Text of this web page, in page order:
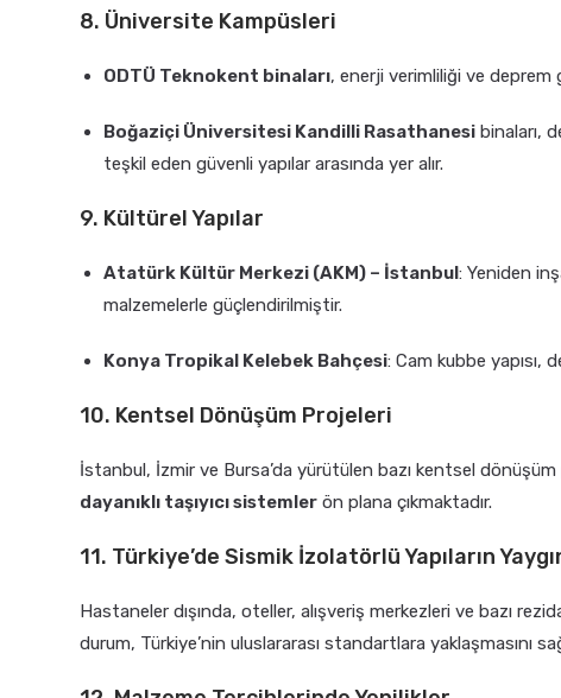
8. Üniversite Kampüsleri
ODTÜ Teknokent binaları, enerji verimliliği ve deprem
Boğaziçi Üniversitesi Kandilli Rasathanesi binaları,
teşkil eden güvenli yapılar arasında yer alır.
9. Kültürel Yapılar
Atatürk Kültür Merkezi (AKM) – İstanbul: Yeniden
malzemelerle güçlendirilmiştir.
Konya Tropikal Kelebek Bahçesi: Cam kubbe yapısı,
10. Kentsel Dönüşüm Projeleri
İstanbul, İzmir ve Bursa’da yürütülen bazı kentsel
dayanıklı taşıyıcı sistemler ön plana çıkmaktadır.
11. Türkiye’de Sismik İzolatörlü Yapıların
Hastaneler dışında, oteller, alışveriş merkezleri ve bazı
durum, Türkiye’nin uluslararası standartlara yaklaşmasını